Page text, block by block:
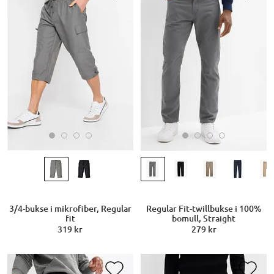
3/4-bukse i mikrofiber, Regular
fit
319 kr
Regular Fit-twillbukse i 100%
bomull, Straight
279 kr